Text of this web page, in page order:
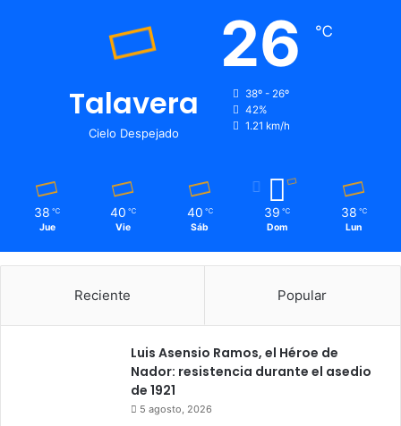
Talavera
Cielo Despejado
26 ℃
38º - 26º
42%
1.21 km/h
38 ℃
Jue
40 ℃
Vie
40 ℃
Sáb
39 ℃
Dom
38 ℃
Lun
Reciente Popular
Luis Asensio Ramos, el Héroe de
Nador: resistencia durante el asedio
de 1921
5 agosto, 2026